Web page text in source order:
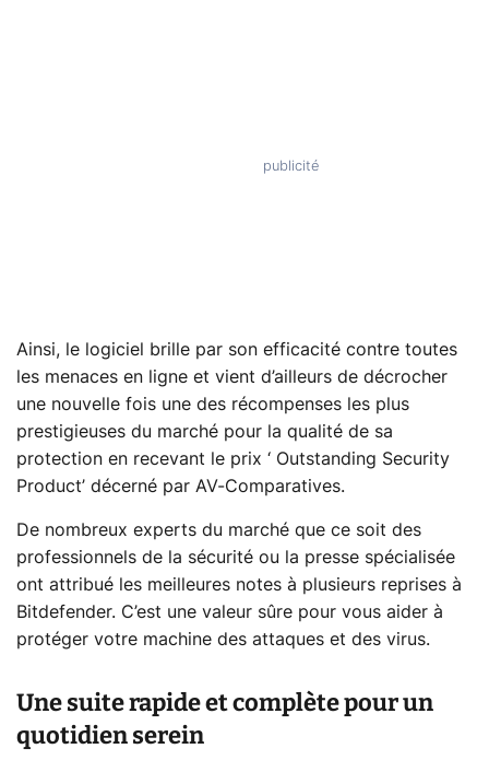
Ainsi, le logiciel brille par son efficacité contre toutes
les menaces en ligne et vient d’ailleurs de décrocher
une nouvelle fois une des récompenses les plus
prestigieuses du marché pour la qualité de sa
protection en recevant le prix ‘ Outstanding Security
Product’ décerné par AV-Comparatives.
De nombreux experts du marché que ce soit des
professionnels de la sécurité ou la presse spécialisée
ont attribué les meilleures notes à plusieurs reprises à
Bitdefender. C’est une valeur sûre pour vous aider à
protéger votre machine des attaques et des virus.
Une suite rapide et complète pour un
quotidien serein